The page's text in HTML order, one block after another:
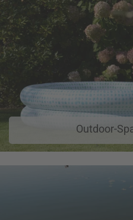
Outdoor-